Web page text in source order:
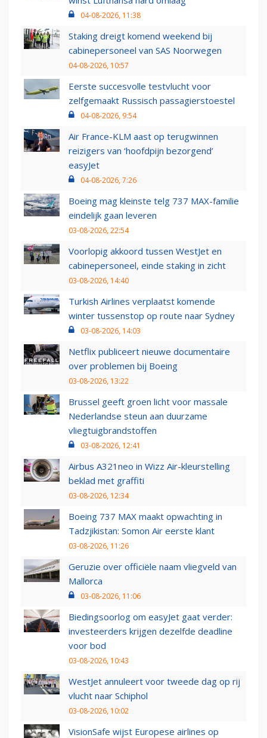
04-08-2026, 11:38
Staking dreigt komend weekend bij
cabinepersoneel van SAS Noorwegen
04-08-2026, 10:57
Eerste succesvolle testvlucht voor
zelfgemaakt Russisch passagierstoestel
04-08-2026, 9:54
Air France-KLM aast op terugwinnen
reizigers van ‘hoofdpijn bezorgend’
easyJet
04-08-2026, 7:26
Boeing mag kleinste telg 737 MAX-familie
eindelijk gaan leveren
03-08-2026, 22:54
Voorlopig akkoord tussen WestJet en
cabinepersoneel, einde staking in zicht
03-08-2026, 14:40
Turkish Airlines verplaatst komende
winter tussenstop op route naar Sydney
03-08-2026, 14:03
Netflix publiceert nieuwe documentaire
over problemen bij Boeing
03-08-2026, 13:22
Brussel geeft groen licht voor massale
Nederlandse steun aan duurzame
vliegtuigbrandstoffen
03-08-2026, 12:41
Airbus A321neo in Wizz Air-kleurstelling
beklad met graffiti
03-08-2026, 12:34
Boeing 737 MAX maakt opwachting in
Tadzjikistan: Somon Air eerste klant
03-08-2026, 11:26
Geruzie over officiële naam vliegveld van
Mallorca
03-08-2026, 11:06
Biedingsoorlog om easyJet gaat verder:
investeerders krijgen dezelfde deadline
voor bod
03-08-2026, 10:43
WestJet annuleert voor tweede dag op rij
vlucht naar Schiphol
03-08-2026, 10:02
VisionSafe wijst Europese airlines op